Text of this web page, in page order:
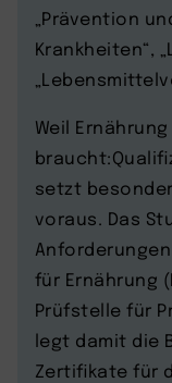
„Prävention
Krankheiten“,
Weil
setzt
voraus. Das
für Ernährung
Prüfstelle für
legt damit die
Zertifikate für